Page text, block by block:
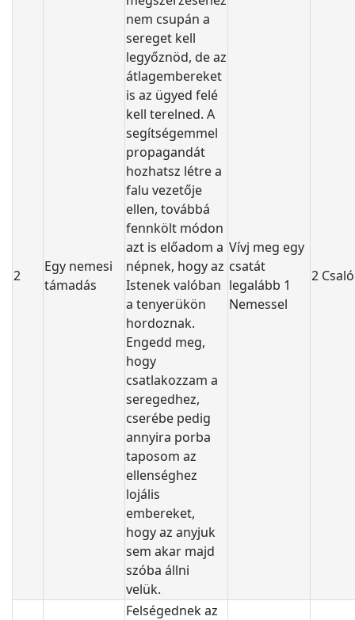
2
Egy nemesi
támadás
nem csupán a
sereget kell
legyőznöd, de az
átlagembereket
is az ügyed felé
kell terelned. A
segítségemmel
propagandát
hozhatsz létre a
falu vezetője
ellen, továbbá
fennkölt módon
azt is előadom a
népnek, hogy az
Istenek valóban
a tenyerükön
hordoznak.
Engedd meg,
hogy
csatlakozzam a
seregedhez,
cserébe pedig
annyira porba
taposom az
ellenséghez
lojális
embereket,
hogy az anyjuk
sem akar majd
szóba állni
velük.
Vívj meg egy
csatát
legalább 1
Nemessel
2 Csaló
Felségednek az